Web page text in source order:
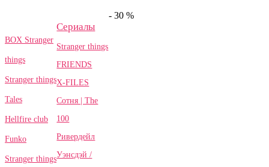
BOX Stranger
things
Stranger things
Tales
Hellfire club
Funko
Stranger things
Сериалы
Stranger things
FRIENDS
X-FILES
Сотня | The
100
Ривердейл
Уэнсдэй /
- 30 %